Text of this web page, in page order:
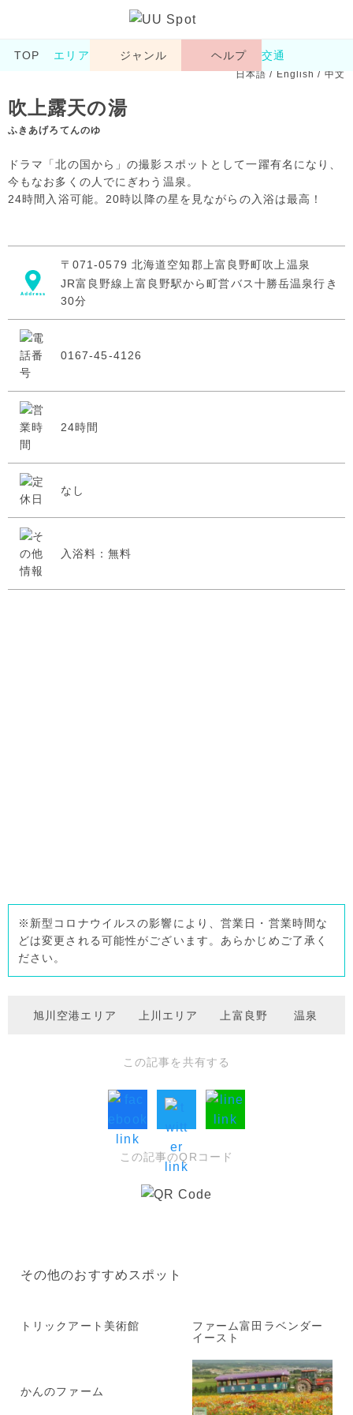
TOP エリア ジャンル ヘルプ 交通
日本語 / English / 中文
吹上露天の湯
ふきあげろてんのゆ
ドラマ「北の国から」の撮影スポットとして一躍有名になり、
今もなお多くの人でにぎわう温泉。
24時間入浴可能。20時以降の星を見ながらの入浴は最高！
〒071-0579 北海道空知郡上富良野町吹上温泉
JR富良野線上富良野駅から町営バス十勝岳温泉行き
30分
0167-45-4126
24時間
なし
入浴料：無料
※新型コロナウイルスの影響により、営業日・営業時間な
どは変更される可能性がございます。あらかじめご了承く
ださい。
旭川空港エリア 上川エリア 上富良野 温泉
この記事を共有する
この記事のQRコード
その他のおすすめスポット
トリックアート美術館
ファーム富田ラベンダー
イースト
かんのファーム